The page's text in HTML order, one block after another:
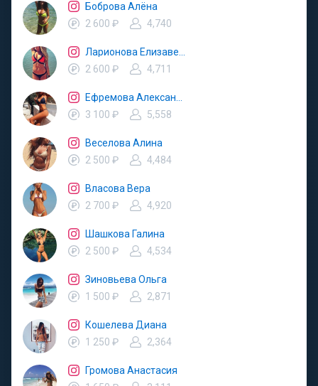
Боброва Алёна
2 600 ₽
4,740
2 600 ₽
4,711
3 100 ₽
5,558
Веселова Алина
2 500 ₽
4,484
Власова Вера
2 700 ₽
4,920
Шашкова Галина
2 500 ₽
4,534
Зиновьева Ольга
1 500 ₽
2,871
Кошелева Диана
1 250 ₽
2,364
Громова Анастасия